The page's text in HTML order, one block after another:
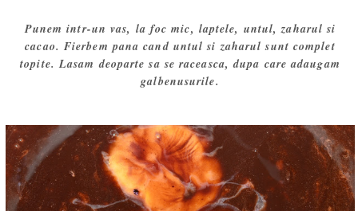
Punem intr-un vas, la foc mic, laptele, untul, zaharul si
cacao. Fierbem pana cand untul si zaharul sunt complet
topite. Lasam deoparte sa se raceasca, dupa care adaugam
galbenusurile.